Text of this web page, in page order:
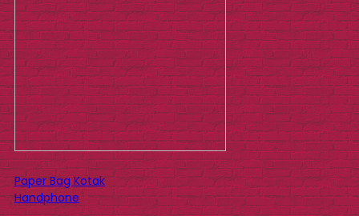
Paper Bag Kotak
Handphone